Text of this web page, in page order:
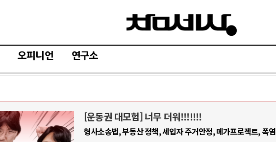
오피니언 연구소
[운동권 대모험] 너무 더워!!!!!!!
형사소송법, 부동산 정책, 세입자 주거안정, 메가프로젝트, 폭염